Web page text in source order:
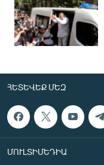
ՀԵՏԵՎԵՔ ՄԵԶ
ՄՈՒԼՏԻՄԵԴԻԱ